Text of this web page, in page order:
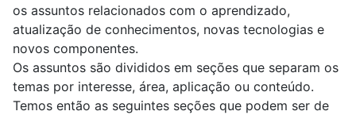
os assuntos relacionados com o aprendizado,
atualização de conhecimentos, novas tecnologias e
novos componentes.
Os assuntos são divididos em seções que separam os
temas por interesse, área, aplicação ou conteúdo.
Temos então as seguintes seções que podem ser de